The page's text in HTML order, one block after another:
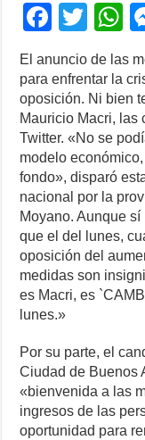
F
c
e
b
o
o
k
T
wi
tt
er s
A
p
p
El anuncio de las
para enfrentar la
oposición. Ni bien
Mauricio Macri, las
Twitter. «No se
modelo
fondo», disparó
nacional por la
Moyano. Aunque
que el del lunes,
oposición del
medidas son
es Macri, es
lunes.»
Por su parte, el
Ciudad de Buenos
«bienvenida a las
ingresos de las
oportunidad para